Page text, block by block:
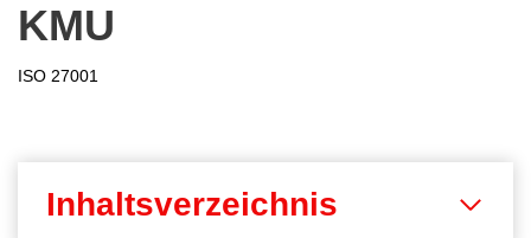
KMU
ISO 27001
Inhaltsverzeichnis